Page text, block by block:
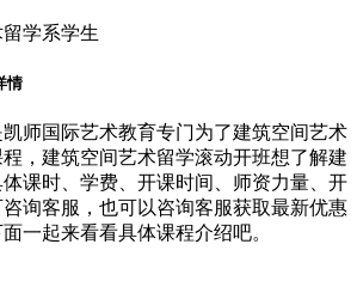
学系学生
情
师国际艺术教育专门为了建筑空间艺术
，建筑空间艺术留学滚动开班想了解建
课时、学费、开课时间、师资力量、开
询客服，也可以咨询客服获取最新优惠
一起来看看具体课程介绍吧。